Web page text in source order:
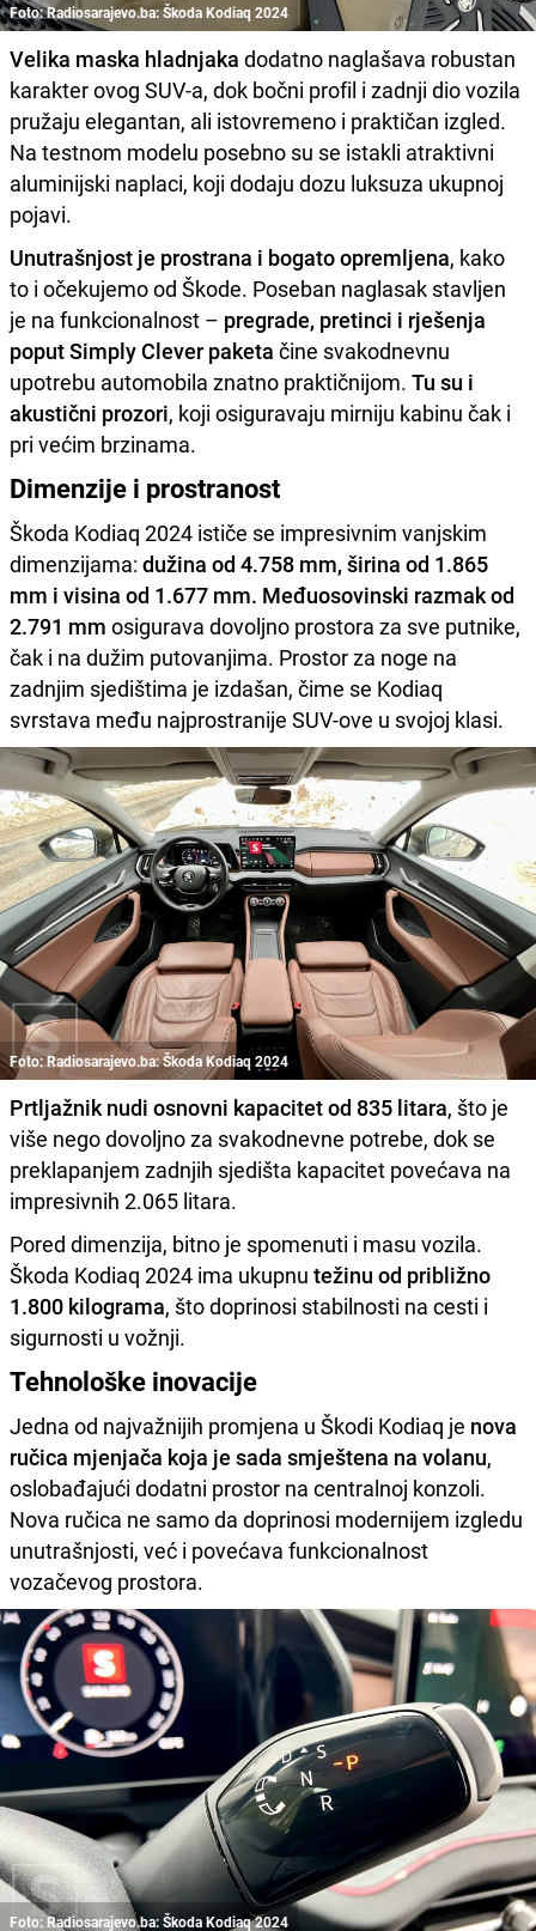
Foto: Radiosarajevo.ba: Škoda Kodiaq 2024
Velika maska hladnjaka dodatno naglašava robustan
karakter ovog SUV-a, dok bočni profil i zadnji dio vozila
pružaju elegantan, ali istovremeno i praktičan izgled.
Na testnom modelu posebno su se istakli atraktivni
aluminijski naplaci, koji dodaju dozu luksuza ukupnoj
pojavi.
Unutrašnjost je prostrana i bogato opremljena, kako
to i očekujemo od Škode. Poseban naglasak stavljen
je na funkcionalnost – pregrade, pretinci i rješenja
poput Simply Clever paketa čine svakodnevnu
upotrebu automobila znatno praktičnijom. Tu su i
akustični prozori, koji osiguravaju mirniju kabinu čak i
pri većim brzinama.
Dimenzije i prostranost
Škoda Kodiaq 2024 ističe se impresivnim vanjskim
dimenzijama: dužina od 4.758 mm, širina od 1.865
mm i visina od 1.677 mm. Međuosovinski razmak od
2.791 mm osigurava dovoljno prostora za sve putnike,
čak i na dužim putovanjima. Prostor za noge na
zadnjim sjedištima je izdašan, čime se Kodiaq
svrstava među najprostranije SUV-ove u svojoj klasi.
Foto: Radiosarajevo.ba: Škoda Kodiaq 2024
Prtljažnik nudi osnovni kapacitet od 835 litara, što je
više nego dovoljno za svakodnevne potrebe, dok se
preklapanjem zadnjih sjedišta kapacitet povećava na
impresivnih 2.065 litara.
Pored dimenzija, bitno je spomenuti i masu vozila.
Škoda Kodiaq 2024 ima ukupnu težinu od približno
1.800 kilograma, što doprinosi stabilnosti na cesti i
sigurnosti u vožnji.
Tehnološke inovacije
Jedna od najvažnijih promjena u Škodi Kodiaq je nova
ručica mjenjača koja je sada smještena na volanu,
oslobađajući dodatni prostor na centralnoj konzoli.
Nova ručica ne samo da doprinosi modernijem izgledu
unutrašnjosti, već i povećava funkcionalnost
vozačevog prostora.
Foto: Radiosarajevo.ba: Škoda Kodiaq 2024